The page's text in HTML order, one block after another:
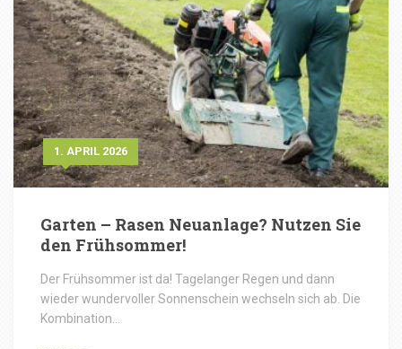
1. APRIL 2026
Garten – Rasen Neuanlage? Nutzen Sie
den Frühsommer!
Der Frühsommer ist da! Tagelanger Regen und dann
wieder wundervoller Sonnenschein wechseln sich ab. Die
Kombination…